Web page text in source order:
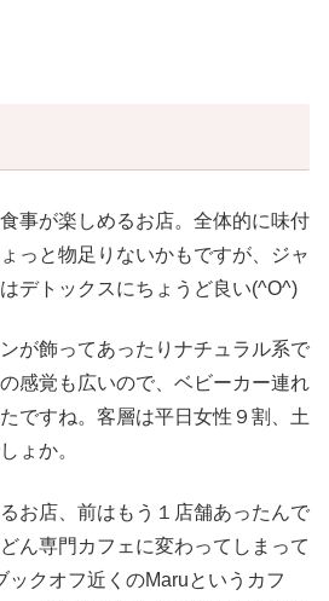
事が楽しめるお店。全体的に味付
っと物足りないかもですが、ジャ
デトックスにちょうど良い(^O^)
が飾ってあったりナチュラル系で
感覚も広いので、ベビーカー連れ
ですね。客層は平日女性９割、土
ょか。
お店、前はもう１店舗あったんで
ん専門カフェに変わってしまって
ックオフ近くのMaruというカフ